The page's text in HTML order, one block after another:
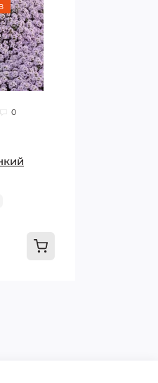
0